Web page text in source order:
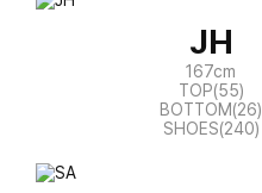
JH
167cm
TOP(55)
BOTTOM(26)
SHOES(240)